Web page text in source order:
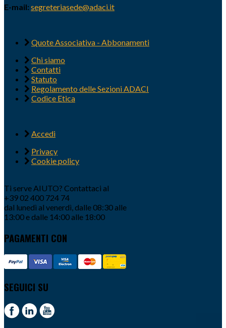
E-mail: segreteriasede@adaci.it
Quote Associativa - Abbonamenti
Chi siamo
Contatti
Statuto
Regolamento delle Sezioni ADACI
Codice Etica
Accedi
Privacy
Cookie policy
Ti serve AIUTO? Contattaci al
+39 02 400 724 74
dal lunedì al venerdì, dalle 08:30 alle
13:00 e dalle 14:00 alle 18:00
PAGAMENTI CON
SEGUICI SU